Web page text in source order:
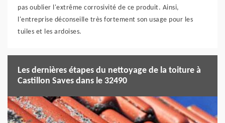
pas oublier l'extrême corrosivité de ce produit. Ainsi,
l'entreprise déconseille très fortement son usage pour les
tuiles et les ardoises.
Les dernières étapes du nettoyage de la toiture à
Castillon Saves dans le 32490